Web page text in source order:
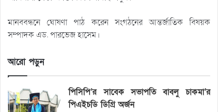
মানববন্ধনে ঘোষণা পাঠ করেন সংগঠনের আন্তর্জাতিক বিষয়ক
সম্পাদক এড. পারভেজ হাসেম।
আরো পড়ুন
পিসিপি’র সাবেক সভাপতি বাবলু চাকমা’র
পিএইচডি ডিগ্রি অর্জন